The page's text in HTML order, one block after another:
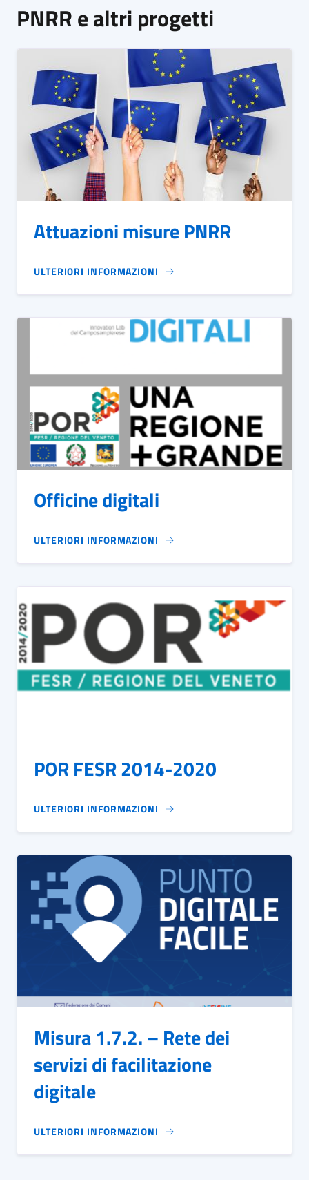
PNRR e altri progetti
Attuazioni misure PNRR
ULTERIORI INFORMAZIONI
Officine digitali
ULTERIORI INFORMAZIONI
POR FESR 2014-2020
ULTERIORI INFORMAZIONI
Misura 1.7.2. – Rete dei
servizi di facilitazione
digitale
ULTERIORI INFORMAZIONI